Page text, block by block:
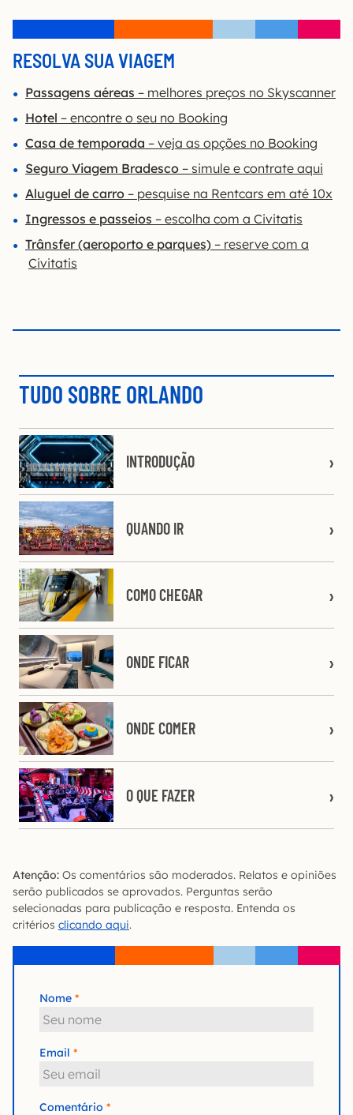
RESOLVA SUA VIAGEM
Passagens aéreas – melhores preços no Skyscanner
Hotel – encontre o seu no Booking
Casa de temporada – veja as opções no Booking
Seguro Viagem Bradesco – simule e contrate aqui
Aluguel de carro – pesquise na Rentcars em até 10x
Ingressos e passeios – escolha com a Civitatis
Trânsfer (aeroporto e parques) – reserve com a
Civitatis
TUDO SOBRE ORLANDO
INTRODUÇÃO
QUANDO IR
COMO CHEGAR
ONDE FICAR
ONDE COMER
O QUE FAZER
Atenção: Os comentários são moderados. Relatos e opiniões
serão publicados se aprovados. Perguntas serão
selecionadas para publicação e resposta. Entenda os
critérios clicando aqui.
Nome
Email
Comentário